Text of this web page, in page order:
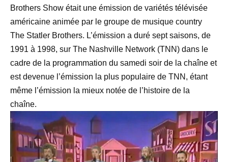
Brothers Show était une émission de variétés télévisée
américaine animée par le groupe de musique country
The Statler Brothers. L’émission a duré sept saisons, de
1991 à 1998, sur The Nashville Network (TNN) dans le
cadre de la programmation du samedi soir de la chaîne et
est devenue l’émission la plus populaire de TNN, étant
même l’émission la mieux notée de l’histoire de la
chaîne.